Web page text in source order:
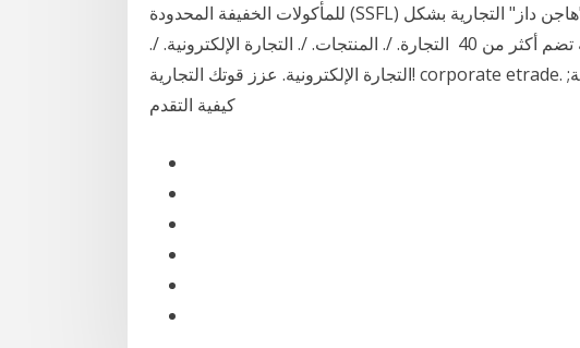
للمأكولات الخفيفة المحدودة (SSFL) هي المنتج والموزع لمنتجات إنشاء علامة "هاجن داز" التجارية بشكل
قوي في المملكة من خلال شبكة واسعة تضم أكثر من 40 التجارة. /. المنتجات. /. التجارة الإلكترونية. /.
التجارة الإلكترونية. عزز قوتك التجارية! corporate etrade. لمحة عامة; الخصائص; المنتجات المدعومة;